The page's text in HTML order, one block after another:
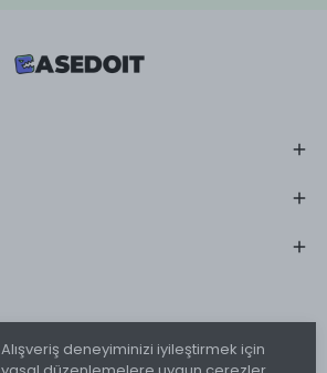
Alışveriş deneyiminizi iyileştirmek için